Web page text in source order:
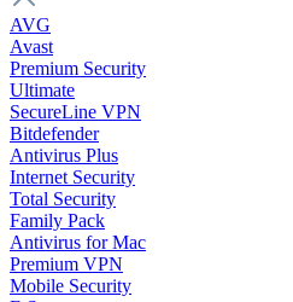
AVG
Avast
Premium Security
Ultimate
SecureLine VPN
Bitdefender
Antivirus Plus
Internet Security
Total Security
Family Pack
Antivirus for Mac
Premium VPN
Mobile Security